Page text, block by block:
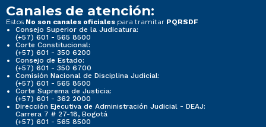
Canales de atención:
Estos No son canales oficiales para tramitar PQRSDF
Consejo Superior de la Judicatura:
(+57) 601 - 565 8500
Corte Constitucional:
(+57) 601 - 350 6200
Consejo de Estado:
(+57) 601 - 350 6700
Comisión Nacional de Disciplina Judicial:
(+57) 601 - 565 8500
Corte Suprema de Justicia:
(+57) 601 - 362 2000
Dirección Ejecutiva de Administración Judicial - DEAJ:
Carrera 7 # 27-18, Bogotá
(+57) 601 - 565 8500